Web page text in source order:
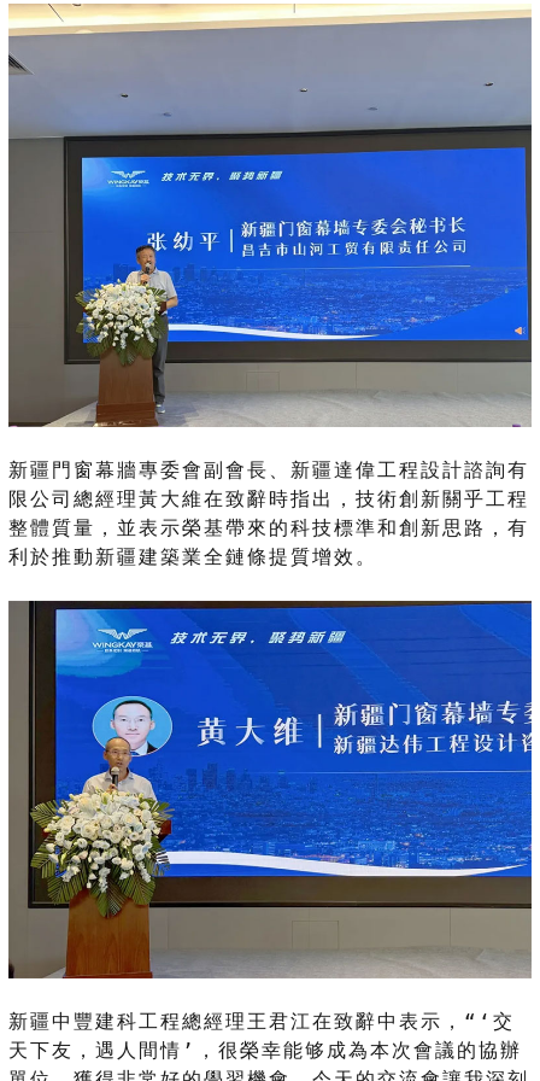
新疆門窗幕牆專委會副會長、新疆達偉工程設計諮詢有
限公司總經理黃大維在致辭時指出，技術創新關乎工程
整體質量，並表示榮基帶來的科技標準和創新思路，有
利於推動新疆建築業全鏈條提質增效。
新疆中豐建科工程總經理王君江在致辭中表示，“‘交
天下友，遇人間情’，很榮幸能够成為本次會議的協辦